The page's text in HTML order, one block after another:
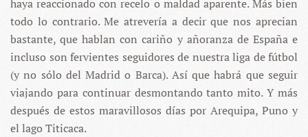
haya reaccionado con recelo o maldad aparente. Más bien
todo lo contrario. Me atrevería a decir que nos aprecian
bastante, que hablan con cariño y añoranza de España e
incluso son fervientes seguidores de nuestra liga de fútbol
(y no sólo del Madrid o Barca). Así que habrá que seguir
viajando para continuar desmontando tanto mito. Y más
después de estos maravillosos días por Arequipa, Puno y
el lago Titicaca.